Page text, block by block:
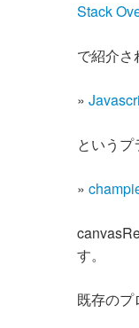
Stack
で紹介さ
»
という
»
す。
既存のプ